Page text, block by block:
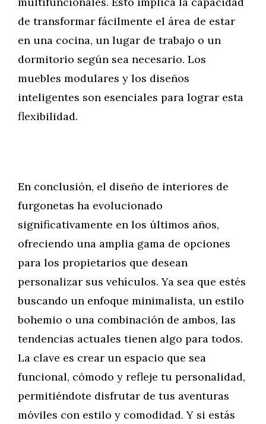
de transformar fácilmente el área de estar
en una cocina, un lugar de trabajo o un
dormitorio según sea necesario. Los
muebles modulares y los diseños
inteligentes son esenciales para lograr esta
flexibilidad.
En conclusión, el diseño de interiores de
furgonetas ha evolucionado
significativamente en los últimos años,
ofreciendo una amplia gama de opciones
para los propietarios que desean
personalizar sus vehículos. Ya sea que estés
buscando un enfoque minimalista, un estilo
bohemio o una combinación de ambos, las
tendencias actuales tienen algo para todos.
La clave es crear un espacio que sea
funcional, cómodo y refleje tu personalidad,
permitiéndote disfrutar de tus aventuras
móviles con estilo y comodidad. Y si estás